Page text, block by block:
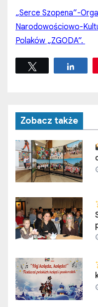
„Serce Szopena”-
Narodowościowo-
Polaków „ZGODA”.
Zobacz także